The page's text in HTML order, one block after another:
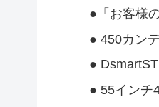
●「お客様
● 450カン
●
● 55インチ